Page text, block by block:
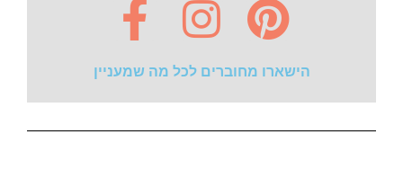
הישארו מחוברים לכל מה שמעניין